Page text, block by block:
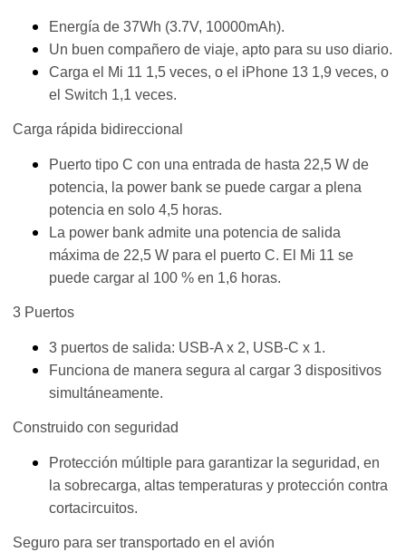
Energía de 37Wh (3.7V, 10000mAh).
Un buen compañero de viaje, apto para su uso diario.
Carga el Mi 11 1,5 veces, o el iPhone 13 1,9 veces, o
el Switch 1,1 veces.
Carga rápida bidireccional
Puerto tipo C con una entrada de hasta 22,5 W de
potencia, la power bank se puede cargar a plena
potencia en solo 4,5 horas.
La power bank admite una potencia de salida
máxima de 22,5 W para el puerto C. El Mi 11 se
puede cargar al 100 % en 1,6 horas.
3 Puertos
3 puertos de salida: USB-A x 2, USB-C x 1.
Funciona de manera segura al cargar 3 dispositivos
simultáneamente.
Construido con seguridad
Protección múltiple para garantizar la seguridad, en
la sobrecarga, altas temperaturas y protección contra
cortacircuitos.
Seguro para ser transportado en el avión